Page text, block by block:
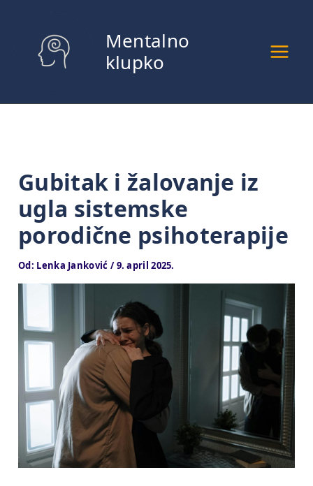
sadržaj
Mentalno
klupko
Gubitak i žalovanje iz
ugla sistemske
porodične psihoterapije
Od: Lenka Janković /9. april 2025.